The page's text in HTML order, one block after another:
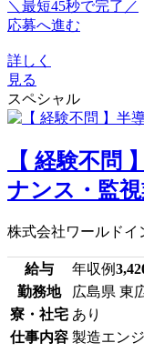
＼最短45秒で完了／
応募へ進む
詳しく
見る
スペシャル
【 経験不問
ナンス・監
株式会社ワールドイ
給与 年収例
勤務地
広島県 東
寮・社宅 あり
仕事内容 製造エン